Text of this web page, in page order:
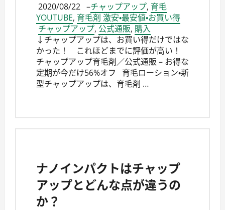
2020/08/22 –チャップアップ, 育毛
YOUTUBE, 育毛剤 激安・最安値・お買い得
チャップアップ, 公式通販, 購入
↓チャップアップは、お買い得だけではな
かった！ これほどまでに評価が高い！
チャップアップ育毛剤／公式通販 – お得な
定期が今だけ56%オフ 育毛ローション・新
型チャップアップは、育毛剤 …
ナノインパクトはチャップ
アップとどんな点が違うの
か？